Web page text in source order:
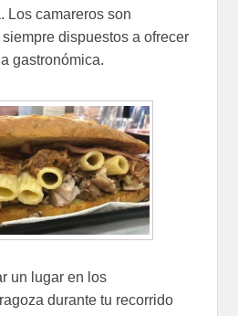
Los camareros son
dispuestos a ofrecer
gastronómica.
un lugar en los
durante tu recorrido